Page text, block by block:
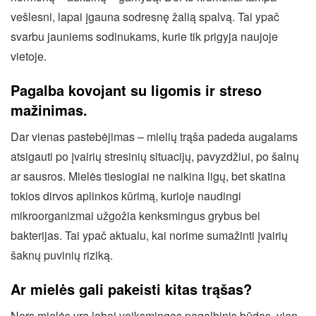
vešlesni, lapai įgauna sodresnę žalią spalvą. Tai ypač
svarbu jauniems sodinukams, kurie tik prigyja naujoje
vietoje.
Pagalba kovojant su ligomis ir streso
mažinimas.
Dar vienas pastebėjimas – mielių trąša padeda augalams
atsigauti po įvairių stresinių situacijų, pavyzdžiui, po šalnų
ar sausros. Mielės tiesiogiai ne naikina ligų, bet skatina
tokios dirvos aplinkos kūrimą, kurioje naudingi
mikroorganizmai užgožia kenksmingus grybus bei
bakterijas. Tai ypač aktualu, kai norime sumažinti įvairių
šaknų puvinių riziką.
Ar mielės gali pakeisti kitas trąšas?